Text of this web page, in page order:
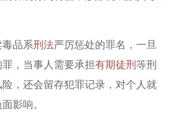
品系刑法严厉惩处的罪名，一旦
，当事人需要承担有期徒刑等刑
，还会留存犯罪记录，对个人就
影响。